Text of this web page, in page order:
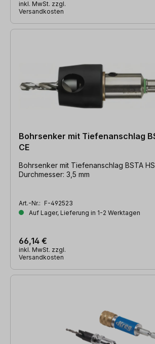
inkl. MwSt. zzgl.
Versandkosten
Bohrsenker mit Tiefenanschlag
CE
Bohrsenker mit Tiefenanschlag BSTA HS
Durchmesser: 3,5 mm
Art.-Nr.: F-492523
Auf Lager, Lieferung in 1-2 Werktagen
66,14 €
inkl. MwSt. zzgl.
Versandkosten